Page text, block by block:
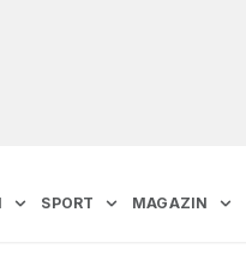
SPORT MAGAZIN